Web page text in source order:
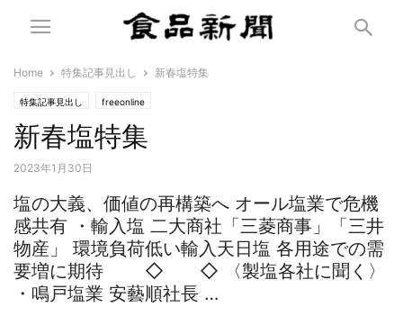
Home 特集記事見出し 新春塩特集
特集記事見出し freeonline
新春塩特集
2023年1月30日
塩の大義、価値の再構築へ オール塩業で危機
感共有 ・輸入塩 二大商社「三菱商事」「三井
物産」 環境負荷低い輸入天日塩 各用途での需
要増に期待 ◇ ◇ 〈製塩各社に聞く〉
・鳴戸塩業 安藝順社長 …